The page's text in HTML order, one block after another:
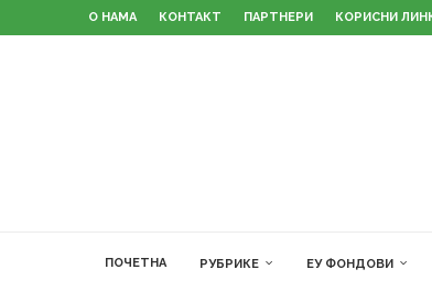
О НАМА КОНТАКТ ПАРТНЕРИ КОРИСНИ
ПОЧЕТНА РУБРИКЕ ЕУ ФОНДОВИ